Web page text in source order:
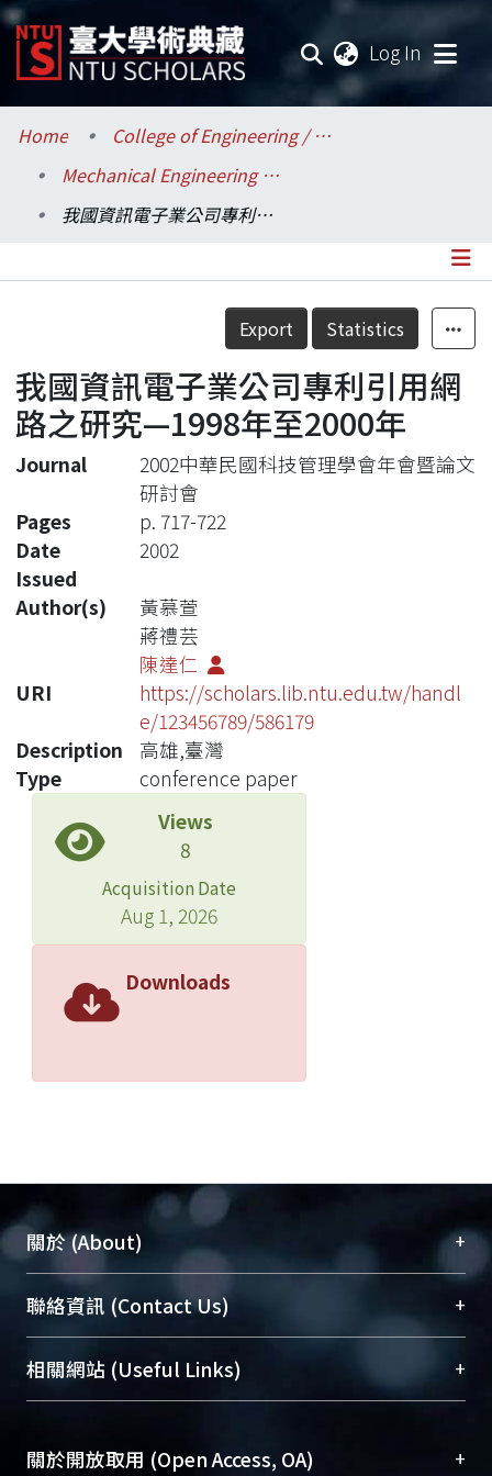
Log In
Communities & Collections
Research Outputs
Statistics
Home
College of Engineering / 工學院
Mechanical Engineering / 機械工程學系
我國資訊電子業公司專利引用網路之研究—1998年至2000年
Details
Export Statistics
我國資訊電子業公司專利引用網
路之研究—1998年至2000年
Journal
2002中華民國科技管理學會年會暨論文
研討會
Pages
p. 717-722
Date
Issued
2002
Author(s)
黃慕萱
蔣禮芸
陳達仁
URI
https://scholars.lib.ntu.edu.tw/handl
e/123456789/586179
Description
高雄,臺灣
Type
conference paper
Views
8
Acquisition Date
Aug 1, 2026
Downloads
關於 (About) +
臺大位居世界頂尖大學之列，為永久珍藏及向國際
展現本校豐碩的研究成果及學術能量，圖書館整合
機構典藏（NTUR）與學術庫（AH）不同功能平
台，成為臺大學術典藏NTU scholars。期能整合研
成果。
聯絡資訊 (Contact Us) +
總館學科館員(Main Library)
醫學圖書館學科館員(Medical Library)
Sciences Library)
相關網站 (Useful Links) +
關於開放取用 (Open Access, OA) +